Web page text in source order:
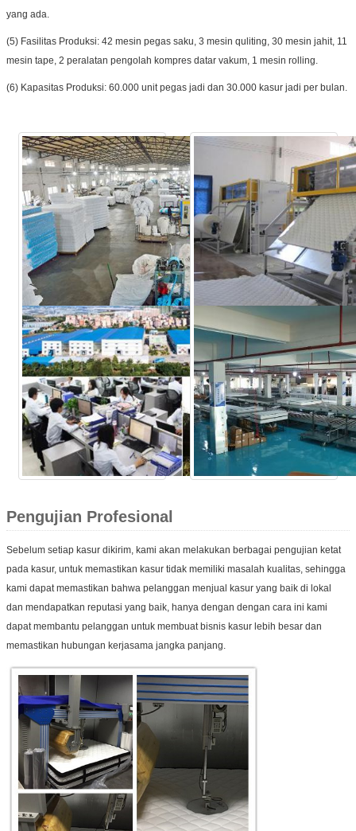
yang ada.
(5) Fasilitas Produksi: 42 mesin pegas saku, 3 mesin quliting, 30 mesin jahit, 11
mesin tape, 2 peralatan pengolah kompres datar vakum, 1 mesin rolling.
(6) Kapasitas Produksi: 60.000 unit pegas jadi dan 30.000 kasur jadi per bulan.
Pengujian Profesional
Sebelum setiap kasur dikirim, kami akan melakukan berbagai pengujian ketat
pada kasur, untuk memastikan kasur tidak memiliki masalah kualitas, sehingga
kami dapat memastikan bahwa pelanggan menjual kasur yang baik di lokal
dan mendapatkan reputasi yang baik, hanya dengan dengan cara ini kami
dapat membantu pelanggan untuk membuat bisnis kasur lebih besar dan
memastikan hubungan kerjasama jangka panjang.